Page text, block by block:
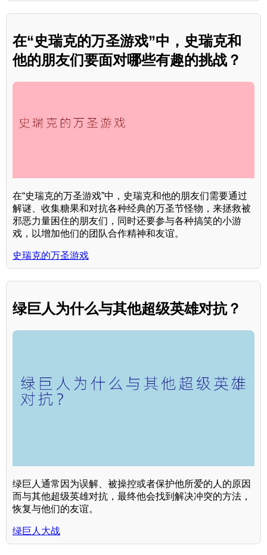
在“史瑞克的万圣游戏”中，史瑞克和
他的朋友们要面对哪些有趣的挑战？
在“史瑞克的万圣游戏”中，史瑞克和他的朋友们需要通过
解谜、收集糖果和对抗各种经典的万圣节怪物，来拯救被
邪恶力量困住的朋友们，同时还要参与各种搞笑的小游
戏，以增加他们的团队合作精神和友谊。
史瑞克的万圣游戏
绿巨人为什么与其他超级英雄对抗？
绿巨人通常因为误解、被操控或者保护他所爱的人的原因
而与其他超级英雄对抗，最终他会找到解决冲突的方法，
恢复与他们的友谊。
绿巨人大战